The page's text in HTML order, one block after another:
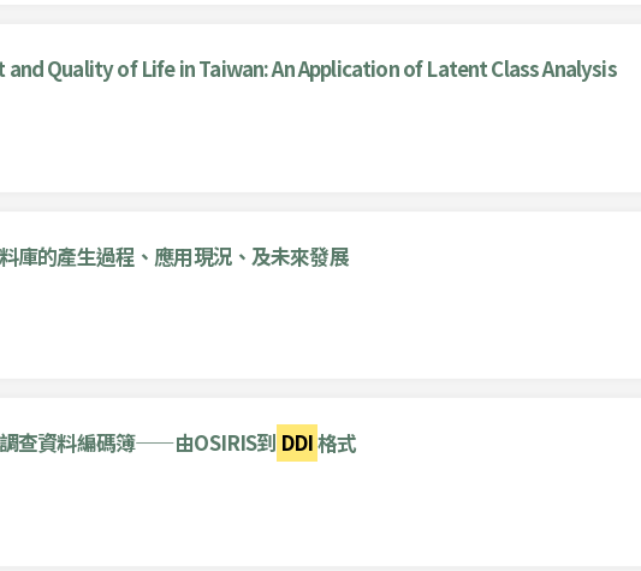
Quality of Life in Taiwan: An Application of Latent Class Analysis
庫的產生過程、應用現況、及未來發展
查資料編碼簿——由OSIRIS到 DDI格式